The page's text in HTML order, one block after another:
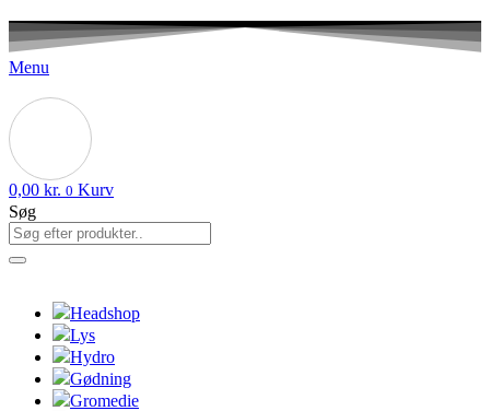
Menu
0,00 kr. 0 Kurv
Søg
Headshop
Lys
Hydro
Gødning
Gromedie